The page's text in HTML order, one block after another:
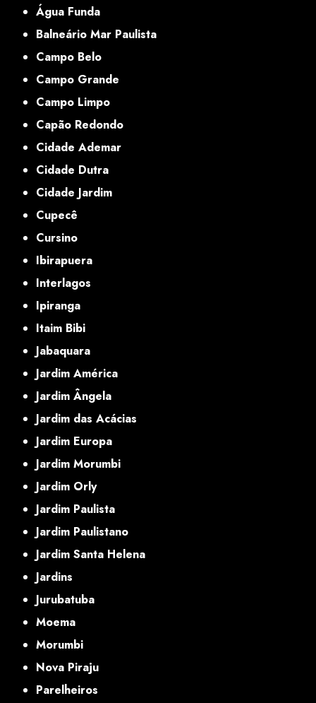
Água Funda
Balneário Mar Paulista
Campo Belo
Campo Grande
Campo Limpo
Capão Redondo
Cidade Ademar
Cidade Dutra
Cidade Jardim
Cupecê
Cursino
Ibirapuera
Interlagos
Ipiranga
Itaim Bibi
Jabaquara
Jardim América
Jardim Ângela
Jardim das Acácias
Jardim Europa
Jardim Morumbi
Jardim Orly
Jardim Paulista
Jardim Paulistano
Jardim Santa Helena
Jardins
Jurubatuba
Moema
Morumbi
Nova Piraju
Parelheiros